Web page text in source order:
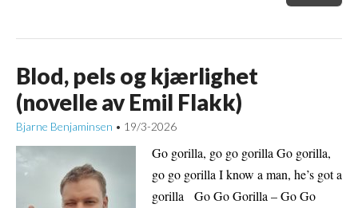
Blod, pels og kjærlighet
(novelle av Emil Flakk)
Bjarne Benjaminsen • 19/3-2026
Go gorilla, go go gorilla Go gorilla,
go go gorilla I know a man, he’s got a
gorilla Go Go Gorilla – Go Go